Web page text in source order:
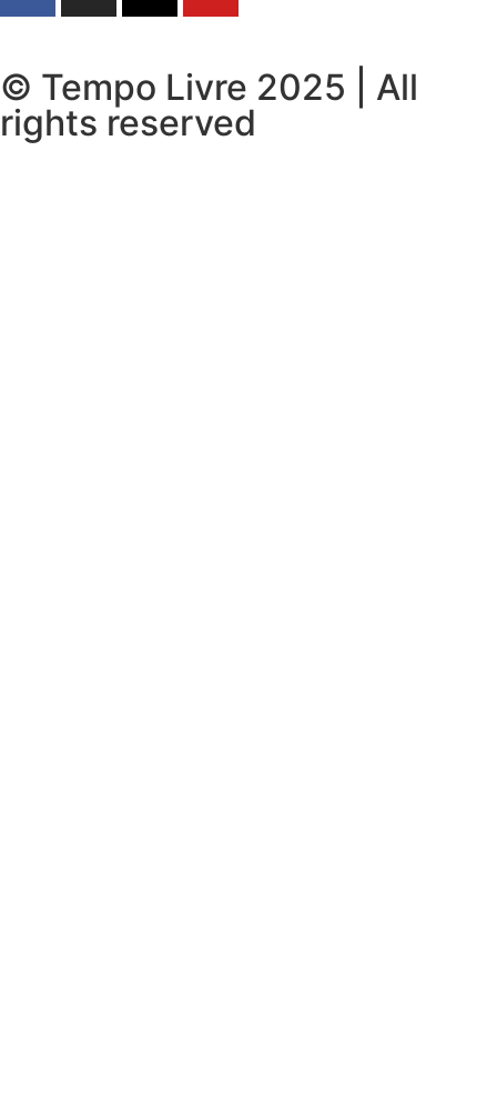
© Tempo Livre 2025 | All
rights reserved